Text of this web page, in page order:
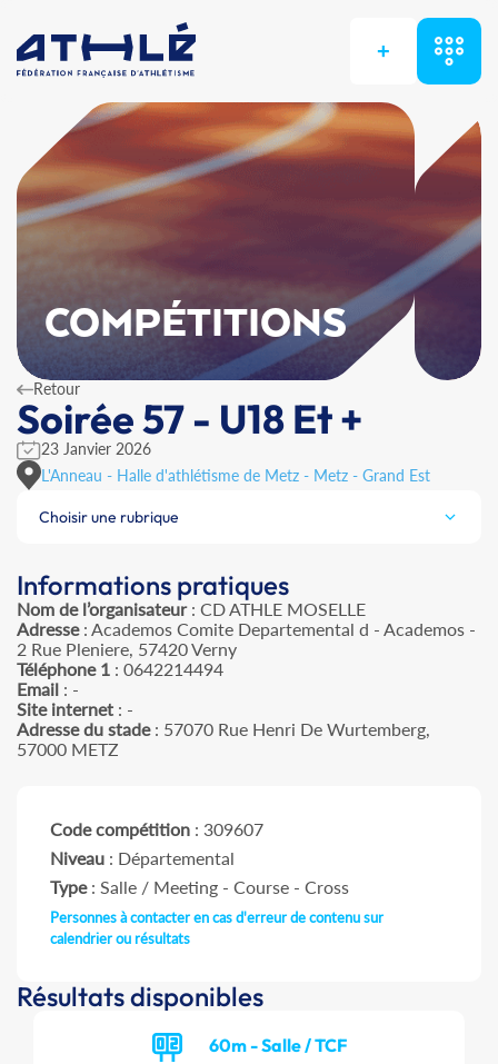
+
COMPÉTITIONS
Retour
Soirée 57 - U18 Et +
23 Janvier 2026
L'Anneau - Halle d'athlétisme de Metz - Metz - Grand Est
Choisir une rubrique
Informations pratiques
Nom de l’organisateur: CD ATHLE MOSELLE
Adresse: Academos Comite Departemental d - Academos -
2 Rue Pleniere, 57420 Verny
Téléphone 1 : 0642214494
Email : -
Site internet : -
Adresse du stade: 57070 Rue Henri De Wurtemberg,
57000 METZ
Code compétition : 309607
Niveau : Départemental
Type: Salle / Meeting - Course - Cross
Personnes à contacter en cas d'erreur de contenu sur
calendrier ou résultats
Résultats disponibles
60m - Salle / TCF